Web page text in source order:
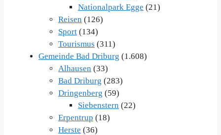
Nationalpark Egge (21)
Reisen (126)
Sport (134)
Tourismus (311)
Gemeinde Bad Driburg (1.608)
Alhausen (33)
Bad Driburg (283)
Dringenberg (59)
Siebenstern (22)
Erpentrup (18)
Herste (36)